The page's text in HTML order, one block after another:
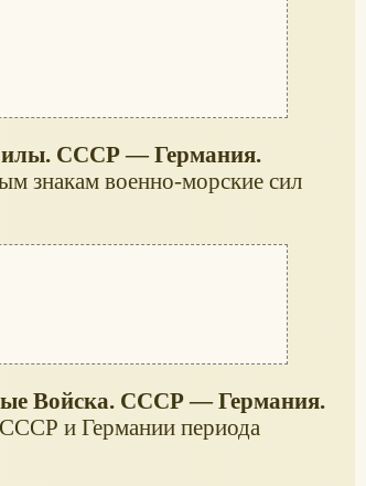
СССР — Германия.
знакам военно-морские cил
Войска. СССР — Германия.
и Германии периода